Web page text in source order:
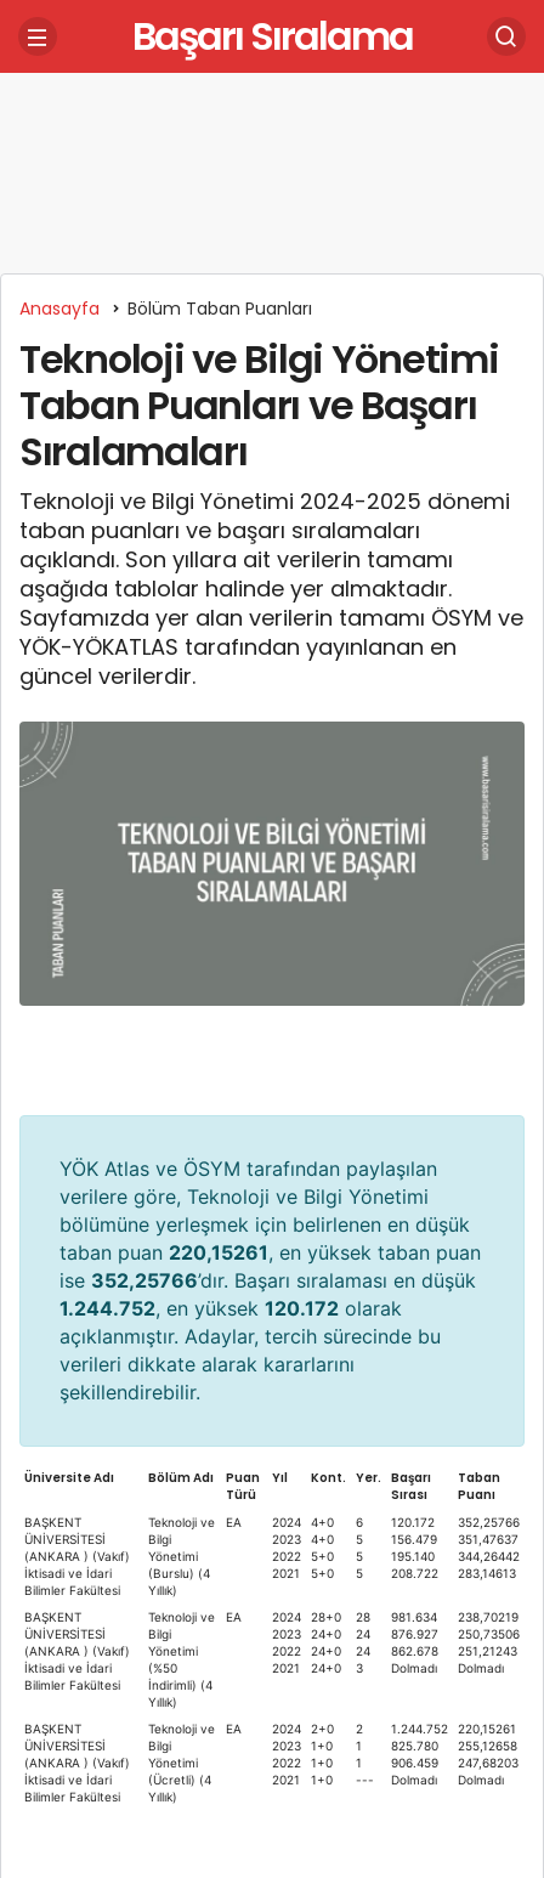
Başarı Sıralama
Anasayfa Bölüm Taban Puanları
Teknoloji ve Bilgi Yönetimi
Taban Puanları ve Başarı
Sıralamaları
Teknoloji ve Bilgi Yönetimi 2024-2025 dönemi
taban puanları ve başarı sıralamaları
açıklandı. Son yıllara ait verilerin tamamı
aşağıda tablolar halinde yer almaktadır.
Sayfamızda yer alan verilerin tamamı ÖSYM ve
YÖK-YÖKATLAS tarafından yayınlanan en
güncel verilerdir.
YÖK Atlas ve ÖSYM tarafından paylaşılan
verilere göre, Teknoloji ve Bilgi Yönetimi
bölümüne yerleşmek için belirlenen en düşük
taban puan 220,15261, en yüksek taban puan
ise 352,25766’dır. Başarı sıralaması en düşük
1.244.752, en yüksek 120.172 olarak
açıklanmıştır. Adaylar, tercih sürecinde bu
verileri dikkate alarak kararlarını
şekillendirebilir.
Üniversite Adı Bölüm Adı
Puan
Türü
Yıl Kont. Yer. Başarı
Sırası
Taban
Puanı
BAŞKENT
ÜNİVERSİTESİ
(ANKARA ) (Vakıf)
İktisadi ve İdari
Bilimler Fakültesi
Teknoloji ve
Bilgi
Yönetimi
(Burslu) (4
Yıllık)
EA
2024
2023
2022
2021
4+0
4+0
5+0
5+0
6
5
5
5
120.172
156.479
195.140
208.722
352,25766
351,47637
344,26442
283,14613
BAŞKENT
ÜNİVERSİTESİ
(ANKARA ) (Vakıf)
İktisadi ve İdari
Bilimler Fakültesi
Teknoloji ve
Bilgi
Yönetimi
(%50
İndirimli) (4
Yıllık)
EA
2024
2023
2022
2021
28+0
24+0
24+0
24+0
28
24
24
3
981.634
876.927
862.678
Dolmadı
238,70219
250,73506
251,21243
Dolmadı
BAŞKENT
ÜNİVERSİTESİ
(ANKARA ) (Vakıf)
İktisadi ve İdari
Bilimler Fakültesi
Teknoloji ve
Bilgi
Yönetimi
(Ücretli) (4
Yıllık)
EA
2024
2023
2022
2021
2+0
1+0
1+0
1+0
2
1
1
---
1.244.752
825.780
906.459
Dolmadı
220,15261
255,12658
247,68203
Dolmadı